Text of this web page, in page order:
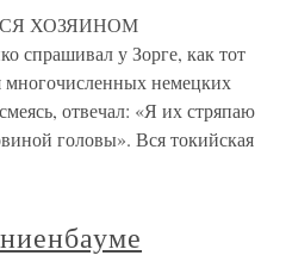
ХОЗЯИНОМ
у Зорге, как тот
многочисленных немецких
отвечал: «Я их стряпаю
головы». Вся токийская